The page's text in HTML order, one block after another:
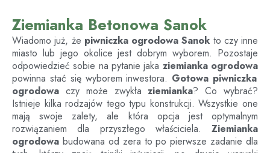
Ziemianka Betonowa Sanok
Wiadomo już, że piwniczka ogrodowaSanok to czy inne
miasto lub jego okolice jest dobrym wyborem. Pozostaje
odpowiedzieć sobie na pytanie jaka ziemianka ogrodowa
powinna stać się wyborem inwestora. Gotowa piwniczka
ogrodowa czy może zwykłaziemianka? Co wybrać?
Istnieje kilka rodzajów tego typu konstrukcji. Wszystkie one
mają swoje zalety, ale która opcja jest optymalnym
rozwiązaniem dla przyszłego właściciela. Ziemianka
ogrodowa budowana od zera to po pierwsze zadanie dla